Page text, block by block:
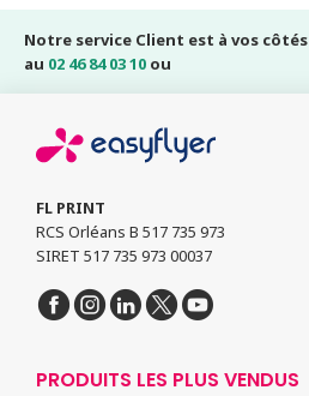
Notre service Client est à vos côtés
au 02 46 84 03 10 ou
FL PRINT
RCS Orléans B 517 735 973
SIRET 517 735 973 00037
PRODUITS LES PLUS VENDUS